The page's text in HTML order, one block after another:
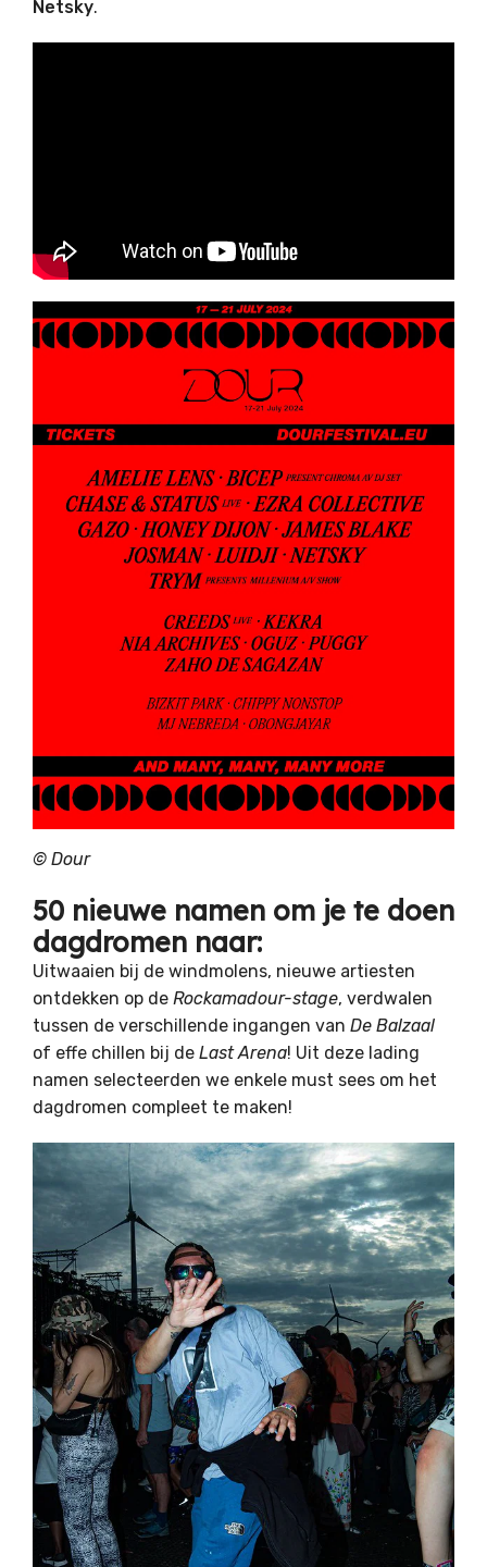
Netsky.
© Dour
50 nieuwe namen om je te doen
dagdromen naar:
Uitwaaien bij de windmolens, nieuwe artiesten
ontdekken op de Rockamadour-stage, verdwalen
tussen de verschillende ingangen van De Balzaal
of effe chillen bij de Last Arena! Uit deze lading
namen selecteerden we enkele must sees om het
dagdromen compleet te maken!